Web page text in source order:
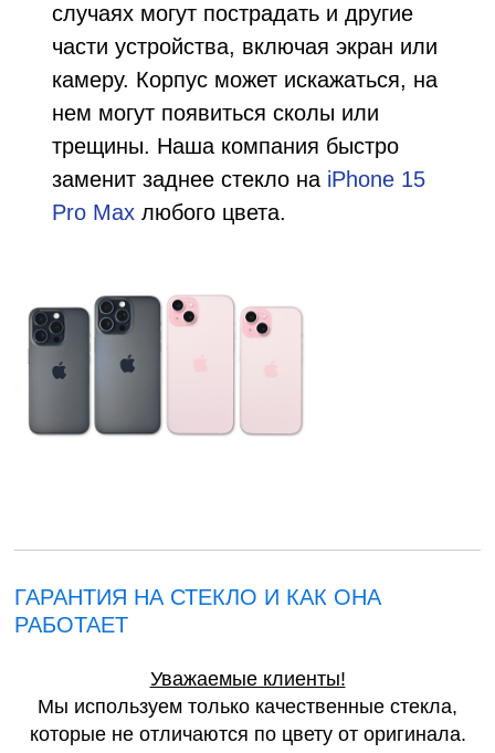
случаях могут пострадать и другие
части устройства, включая экран или
камеру. Корпус может искажаться, на
нем могут появиться сколы или
трещины. Наша компания быстро
заменит заднее стекло на iPhone 15
Pro Max любого цвета.
ГАРАНТИЯ НА СТЕКЛО И КАК ОНА
РАБОТАЕТ
Уважаемые клиенты!
Мы используем только качественные стекла,
которые не отличаются по цвету от оригинала.